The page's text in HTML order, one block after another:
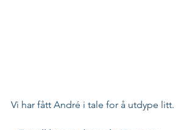
Vi har fått André i tale for å utdype litt.